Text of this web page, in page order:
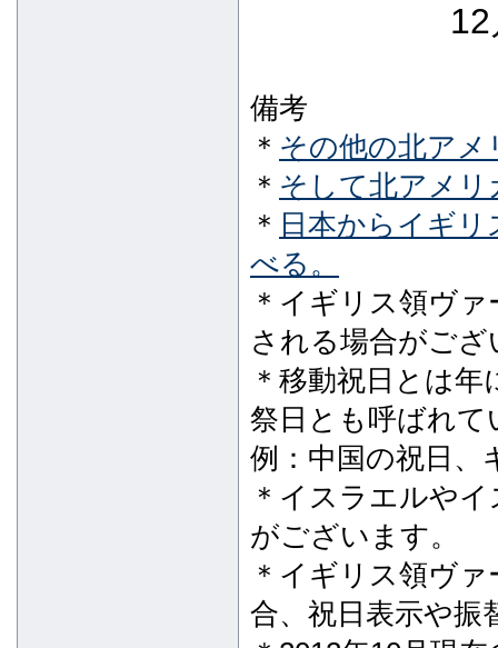
備考
＊ その他の北アメ
＊ そして北アメリ
＊ 日本からイギ
べる。
＊イギリス領ヴ
される場合がござ
＊移動祝日とは
祭日とも呼ばれて
例：中国の祝日、
＊イスラエルや
がございます。
＊イギリス領ヴ
合、祝日表示や振